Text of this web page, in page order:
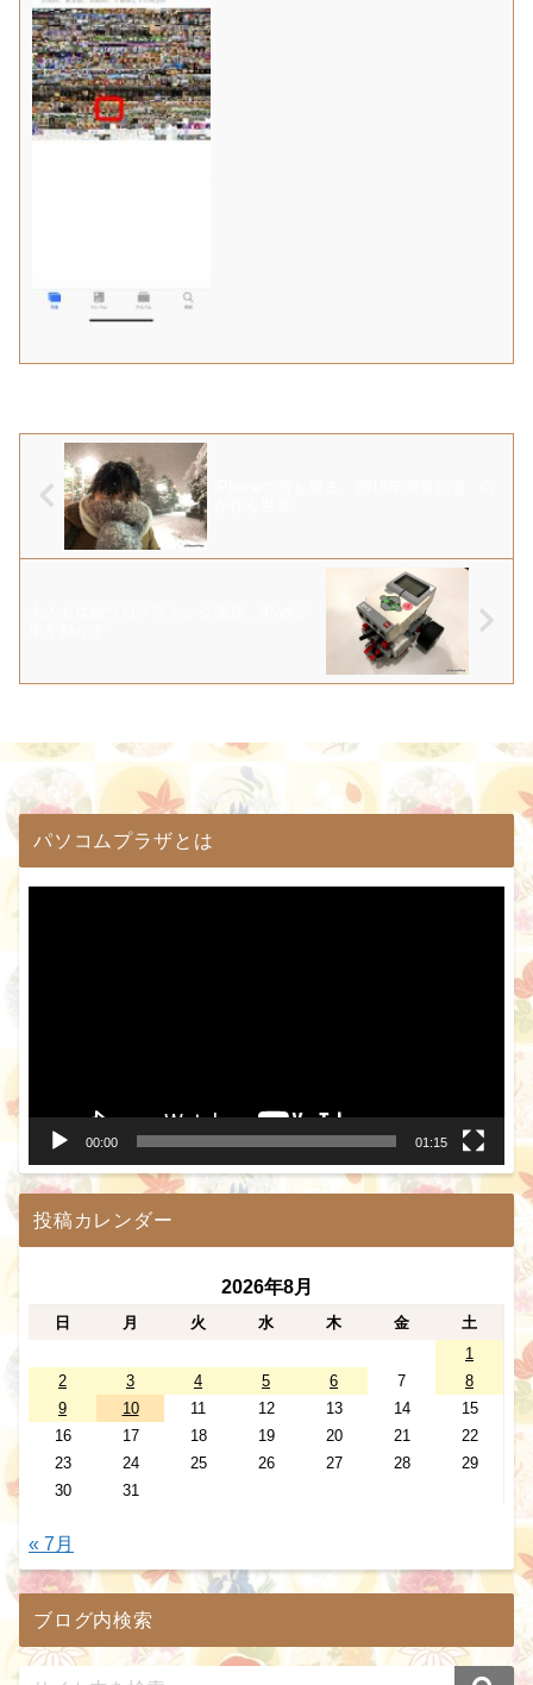
パソコムプラザとは
00:00 01:15
投稿カレンダー
2026年8月
日 月 火 水 木 金
土
1
2
3 4 5 6 7
8
9
10 11 12 13 14
15
16
17 18 19 20 21
22
23
24 25 26 27 28
29
30
31
« 7月
ブログ内検索